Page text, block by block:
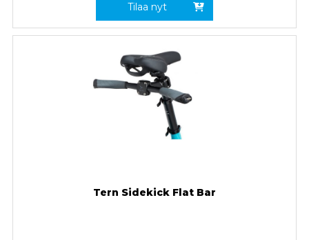
Tilaa nyt
Tern Sidekick Flat Bar